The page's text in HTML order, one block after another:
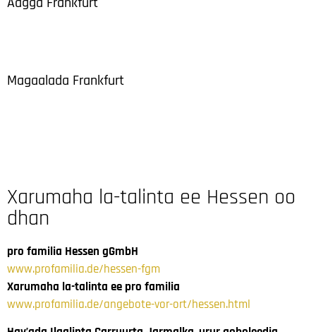
Magaalada Frankfurt
Xarumaha la-talinta ee Hessen oo
dhan
pro familia Hessen gGmbH
www.profamilia.de/hessen-fgm
Xarumaha la-talinta ee pro familia
www.profamilia.de/angebote-vor-ort/hessen.html